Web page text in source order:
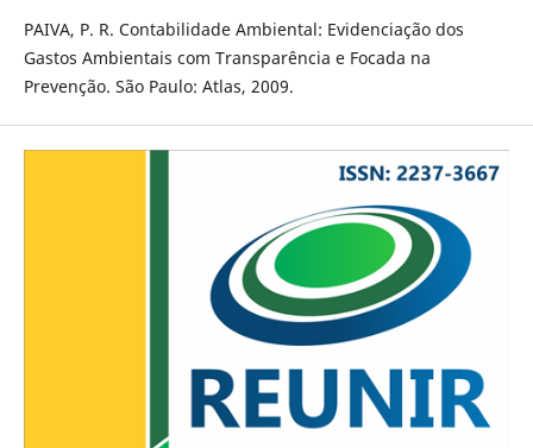
PAIVA, P. R. Contabilidade Ambiental: Evidenciação dos
Gastos Ambientais com Transparência e Focada na
Prevenção. São Paulo: Atlas, 2009.